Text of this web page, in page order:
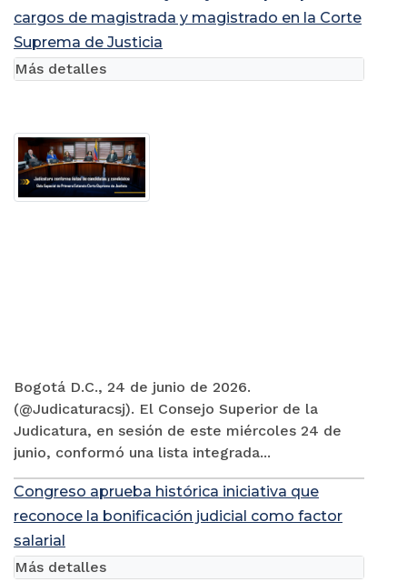
cargos de magistrada y magistrado en la Corte
Suprema de Justicia
Bogotá D.C., 24 de junio de 2026.
(@Judicaturacsj). El Consejo Superior de la
Judicatura, en sesión de este miércoles 24 de
junio, conformó una lista integrada...
Más detalles
Congreso aprueba histórica iniciativa que
reconoce la bonificación judicial como factor
salarial
Más detalles